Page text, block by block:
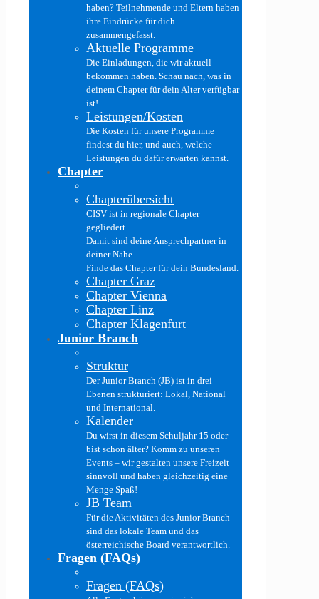
haben? Teilnehmende und Eltern haben
ihre Eindrücke für dich
zusammengefasst.
Aktuelle Programme
Die Einladungen, die wir aktuell
bekommen haben. Schau nach, was in
deinem Chapter für dein Alter verfügbar
ist!
Leistungen/Kosten
Die Kosten für unsere Programme
findest du hier, und auch, welche
Leistungen du dafür erwarten kannst.
Chapter
Chapterübersicht
CISV ist in regionale Chapter
gegliedert.
Damit sind deine Ansprechpartner in
deiner Nähe.
Finde das Chapter für dein Bundesland.
Chapter Graz
Chapter Vienna
Chapter Linz
Chapter Klagenfurt
Junior Branch
Struktur
Der Junior Branch (JB) ist in drei
Ebenen strukturiert: Lokal, National
und International.
Kalender
Du wirst in diesem Schuljahr 15 oder
bist schon älter? Komm zu unseren
Events – wir gestalten unsere Freizeit
sinnvoll und haben gleichzeitig eine
Menge Spaß!
JB Team
Für die Aktivitäten des Junior Branch
sind das lokale Team und das
österreichische Board verantwortlich.
Fragen (FAQs)
Fragen (FAQs)